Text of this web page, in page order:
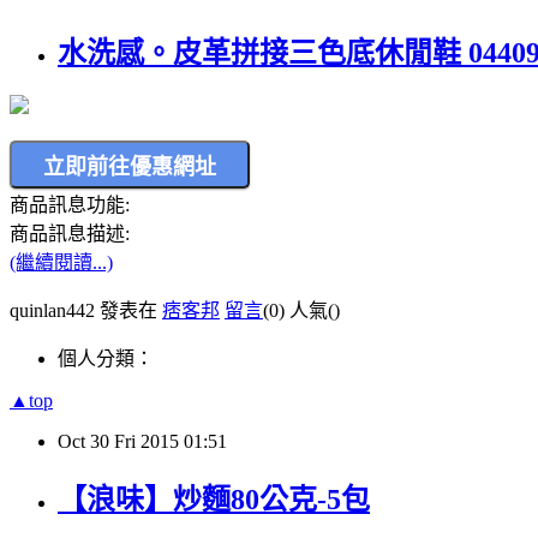
水洗感。皮革拼接三色底休閒鞋
商品訊息功能:
商品訊息描述:
(繼續閱讀...)
quinlan442 發表在 痞客邦 留言(0) 人氣()
個人分類：
▲top
Oct 30 Fri 2015 01:51
【浪味】炒麵80公克-5包